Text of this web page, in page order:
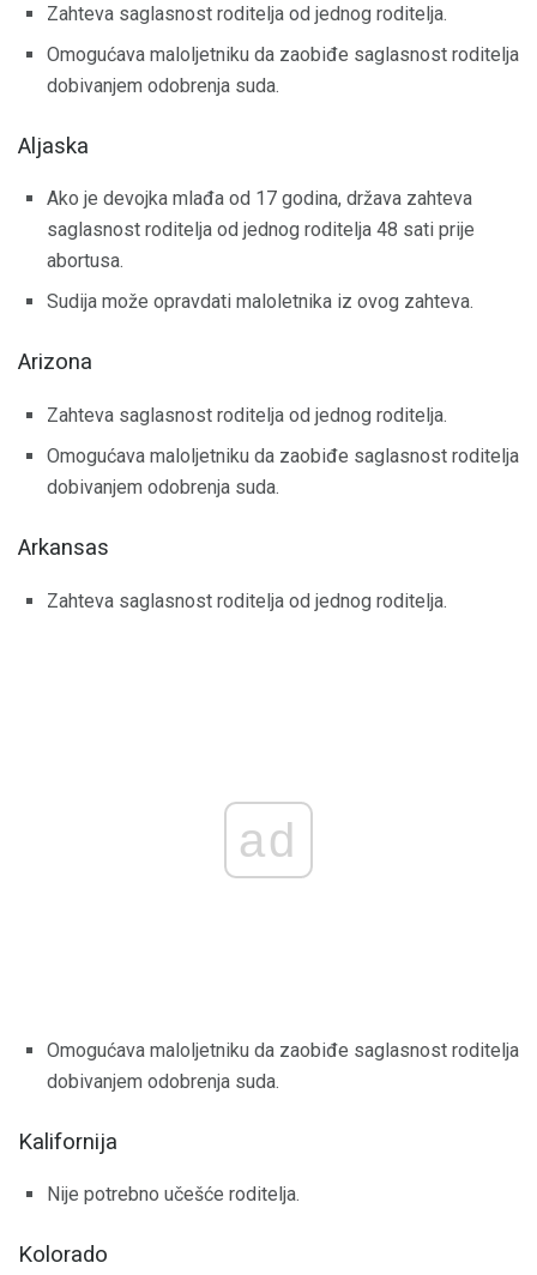
Zahteva saglasnost roditelja od jednog roditelja.
Omogućava maloljetniku da zaobiđe saglasnost roditelja
dobivanjem odobrenja suda.
Aljaska
Ako je devojka mlađa od 17 godina, država zahteva
saglasnost roditelja od jednog roditelja 48 sati prije
abortusa.
Sudija može opravdati maloletnika iz ovog zahteva.
Arizona
Zahteva saglasnost roditelja od jednog roditelja.
Omogućava maloljetniku da zaobiđe saglasnost roditelja
dobivanjem odobrenja suda.
Arkansas
Zahteva saglasnost roditelja od jednog roditelja.
ad
Omogućava maloljetniku da zaobiđe saglasnost roditelja
dobivanjem odobrenja suda.
Kalifornija
Nije potrebno učešće roditelja.
Kolorado